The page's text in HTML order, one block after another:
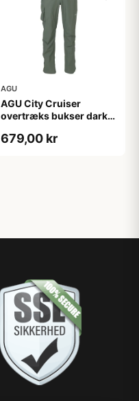
AGU
AGU City Cruiser
overtræks bukser dark
679,00 kr